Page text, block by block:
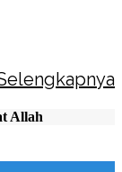
Allah